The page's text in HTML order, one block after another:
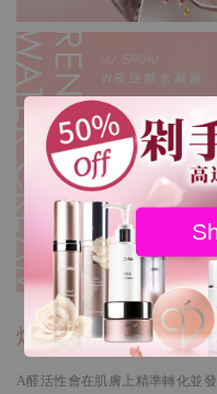
煥醒肌膚潛能
A醛活性會在肌膚上精準轉化並